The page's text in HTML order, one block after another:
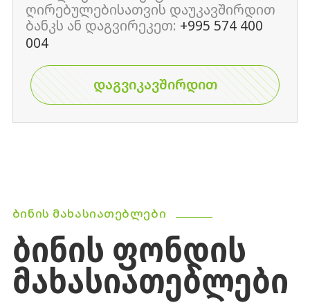
ღირებულებისათვის დაუკავშირდით
ბანკს ან დაგვირეკეთ: +995 574 400
004
ᲓᲐᲒᲕᲘᲙᲐᲕᲨᲘᲠᲓᲘᲗ
ᲑᲘᲜᲘᲡ ᲛᲐᲮᲐᲡᲘᲐᲗᲔᲑᲚᲔᲑᲘ
ᲑᲘᲜᲘᲡ ᲤᲝᲜᲓᲘᲡ
ᲛᲐᲮᲐᲡᲘᲐᲗᲔᲑᲚᲔᲑᲘ